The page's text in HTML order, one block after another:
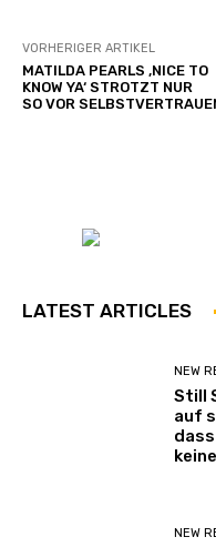
VORHERIGER ARTIKEL
MATILDA PEARLS ‚NICE TO
KNOW YA‘ STROTZT NUR
SO VOR
LATEST ARTICLES
NEW
Still
auf
NEW